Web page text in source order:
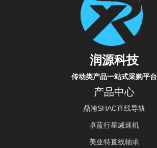
润源科技
传动类产品一站式采购平台
产品中心
鼎翰SHAC直线导轨
卓蓝行星减速机
美亚特直线轴承